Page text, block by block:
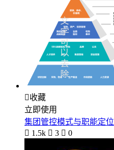
收藏
立即使用
集团管控模式与职能定位
 1.5k  3  0